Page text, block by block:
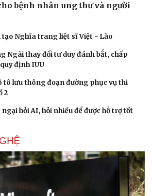
bệnh nhân ung thư và người
tạo Nghĩa trang liệt sĩ Việt - Lào
Ngãi thay đổi tư duy đánh bắt, chấp
định IUU
tô lưu thông đoạn đường phục vụ thi
2
hỏi AI, hỏi nhiều để được hỗ trợ tốt